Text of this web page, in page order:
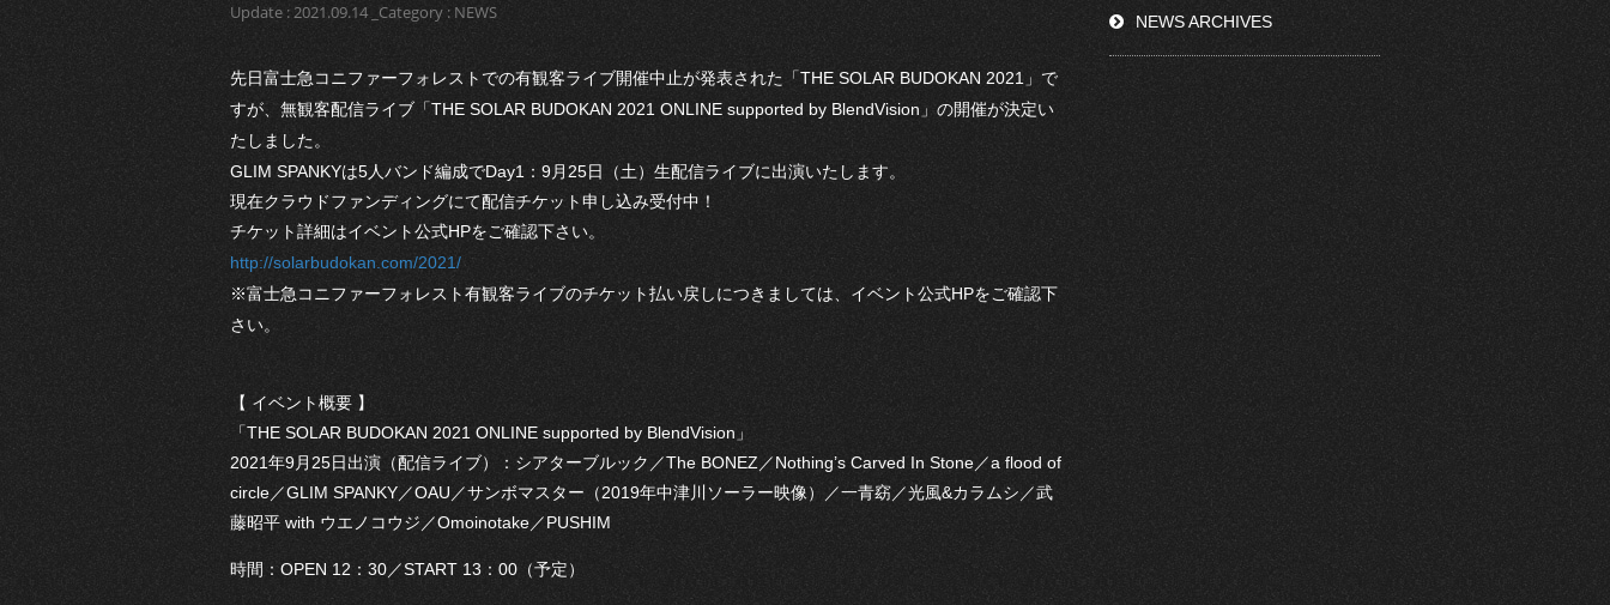
Update : 2021.09.14 _Category : NEWS
先日富士急コニファーフォレストでの有観客ライブ開催中止が発表された「THE SOLAR BUDOKAN 2021」で
すが、無観客配信ライブ「THE SOLAR BUDOKAN 2021 ONLINE supported by BlendVision」の開催が決定い
たしました。
GLIM SPANKYは5人バンド編成でDay1：9月25日（土）生配信ライブに出演いたします。
現在クラウドファンディングにて配信チケット申し込み受付中！
チケット詳細はイベント公式HPをご確認下さい。
http://solarbudokan.com/2021/
※富士急コニファーフォレスト有観客ライブのチケット払い戻しにつきましては、イベント公式HPをご確認下
さい。
【 イベント概要 】
「THE SOLAR BUDOKAN 2021 ONLINE supported by BlendVision」
2021年9月25日出演（配信ライブ）：シアターブルック／The BONEZ／Nothing’s Carved In Stone／a flood of
circle／GLIM SPANKY／OAU／サンボマスター（2019年中津川ソーラー映像）／一青窈／光風&カラムシ／武
藤昭平 with ウエノコウジ／Omoinotake／PUSHIM
時間：OPEN 12：30／START 13：00（予定）
NEWS ARCHIVES